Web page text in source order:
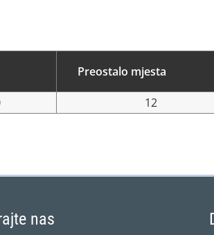
Preostalo mjesta
12
nas